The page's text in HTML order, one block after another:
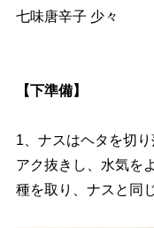
七味唐辛子 少々
【下準備】
1、ナスはヘタを切
アク抜きし、水気を
種を取り、ナスと同